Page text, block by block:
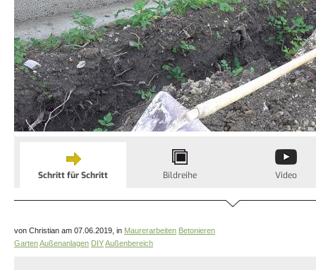
Schritt für Schritt Bildreihe Video
von Christian am 07.06.2019, in Maurerarbeiten Betonieren
GartenAußenanlagen DIYAußenbereich